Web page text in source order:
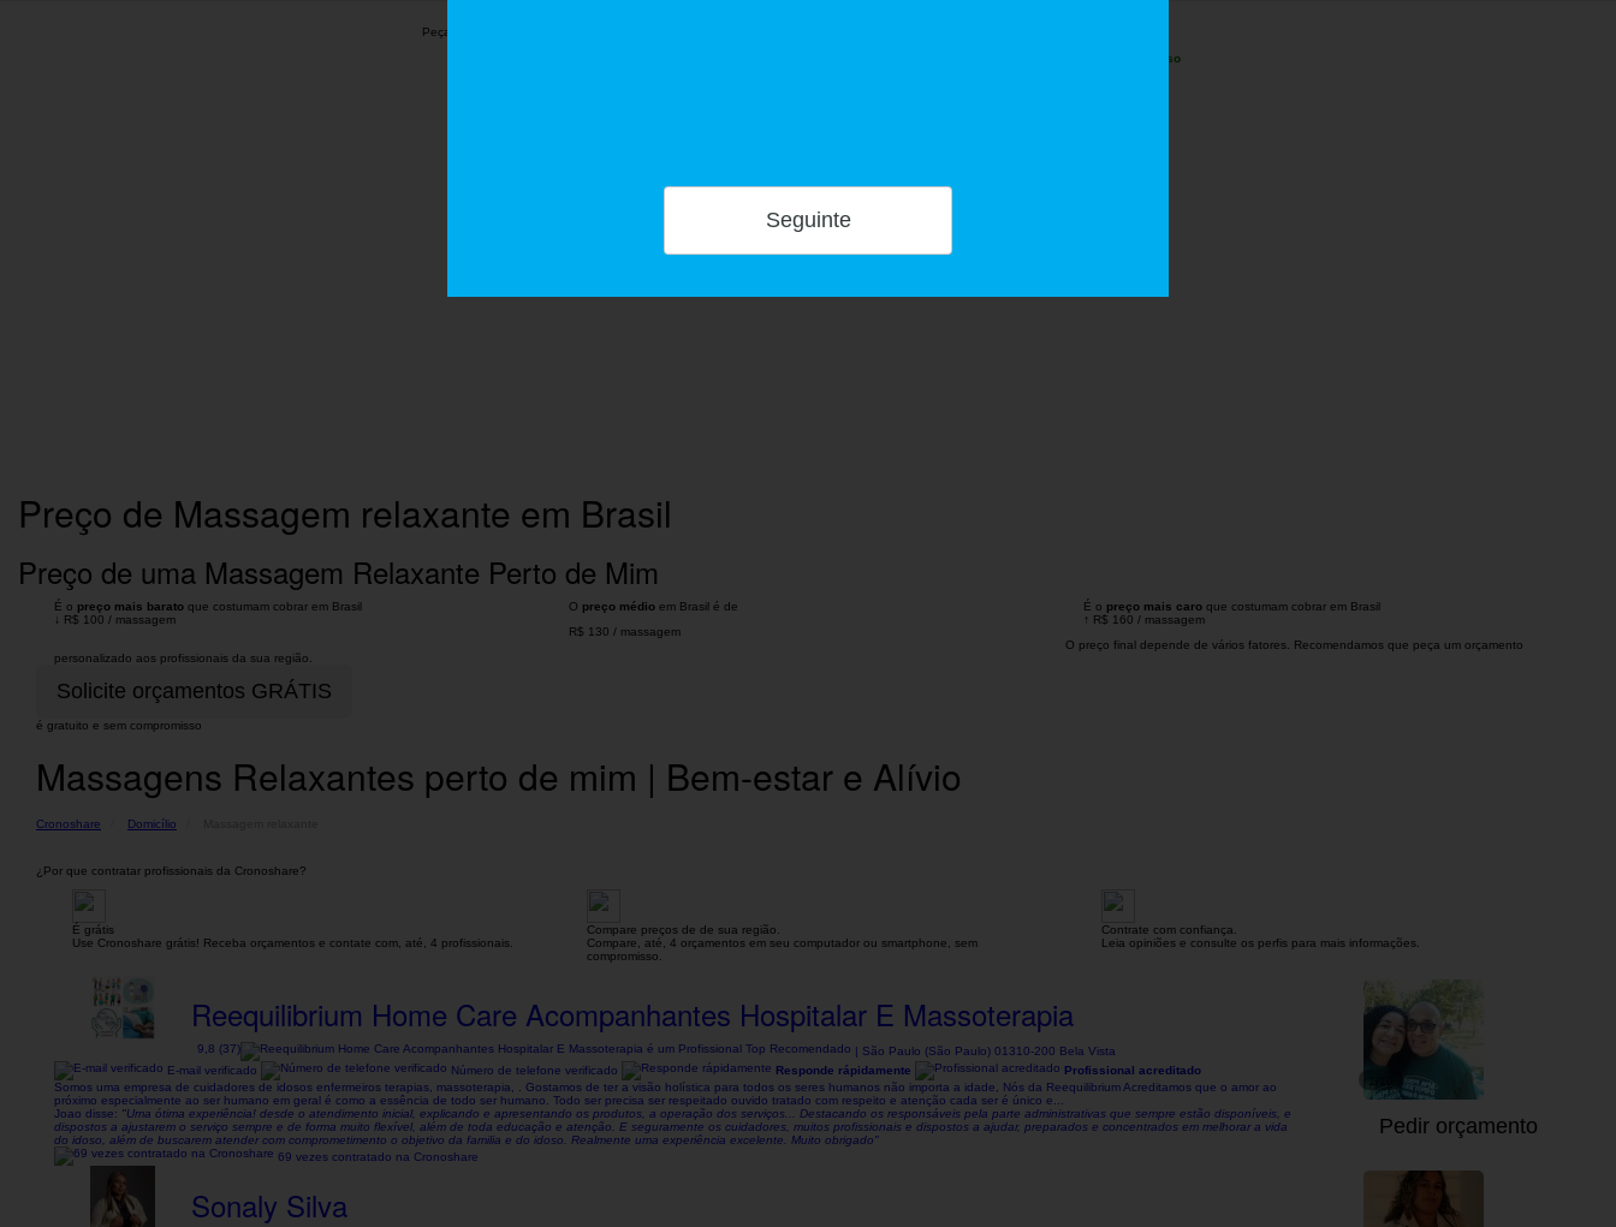
Peça um orçamento gratuitamente para
é gratuito e sem compromisso
Preço de Massagem relaxante em Brasil
Preço de uma Massagem Relaxante Perto de Mim
É o preço mais barato que costumam cobrar em Brasil
↓ R$ 100 / massagem
O preço médio em Brasil é de
R$ 130 / massagem
É o preço mais caro que costumam cobrar em Brasil
↑ R$ 160 / massagem
O preço final depende de vários fatores. Recomendamos que peça um orçamento
personalizado aos profissionais da sua região.
é gratuito e sem compromisso
Massagens Relaxantes perto de mim | Bem-estar e Alívio
Cronoshare Domicílio
¿Por que contratar profissionais da Cronoshare?
É grátis
Use Cronoshare grátis! Receba orçamentos e contate com, até, 4 profissionais.
Compare preços de de sua região.
Compare, até, 4 orçamentos em seu computador ou smartphone, sem
compromisso.
Contrate com confiança.
Leia opiniões e consulte os perfis para mais informações.
Reequilibrium Home Care Acompanhantes Hospitalar E Massoterapia
9,8 (37)
| São Paulo (São Paulo) 01310-200 Bela Vista
E-mail verificado
Número de telefone verificado Responde rápidamente
Profissional acreditado
Somos uma empresa de cuidadores de idosos enfermeiros terapias, massoterapia, . Gostamos de ter a visão holística para todos os seres humanos não importa a idade, Nós da Reequilibrium Acreditamos que o amor ao
próximo especialmente ao ser humano em geral é como a essência de todo ser humano. Todo ser precisa ser respeitado ouvido tratado com respeito e atenção cada ser é único e...
Joao disse: "Uma ótima experiência! desde o atendimento inicial, explicando e apresentando os produtos, a operação dos serviços... Destacando os responsáveis pela parte administrativas que sempre estão disponíveis, e
dispostos a ajustarem o serviço sempre e de forma muito flexível, além de toda educação e atenção. E seguramente os cuidadores, muitos profissionais e dispostos a ajudar, preparados e concentrados em melhorar a vida
do idoso, além de buscarem atender com comprometimento o objetivo da familia e do idoso. Realmente uma experiência excelente. Muito obrigado"
69 vezes contratado na Cronoshare
Pedir orçamento
Sonaly Silva